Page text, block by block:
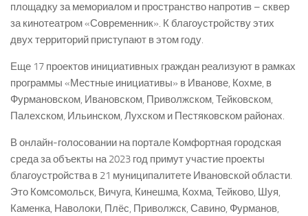
площадку за мемориалом и пространство напротив – сквер
за кинотеатром «Современник». К благоустройству этих
двух территорий приступают в этом году.
Еще 17 проектов инициативных граждан реализуют в рамках
программы «Местные инициативы» в Иванове, Кохме, в
Фурмановском, Ивановском, Приволжском, Тейковском,
Палехском, Ильинском, Лухском и Пестяковском районах.
В онлайн-голосовании на портале Комфортная городская
среда за объекты на 2023 год примут участие проекты
благоустройства в 21 муниципалитете Ивановской области.
Это Комсомольск, Вичуга, Кинешма, Кохма, Тейково, Шуя,
Каменка, Наволоки, Плёс, Приволжск, Савино, Фурманов,